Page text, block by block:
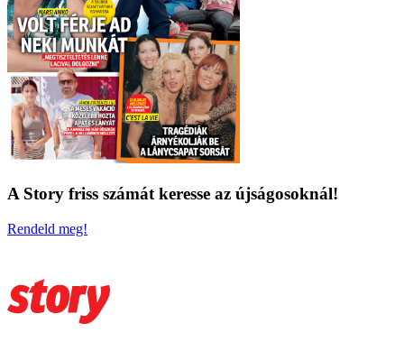
A Story friss számát keresse az újságosoknál!
Rendeld meg!